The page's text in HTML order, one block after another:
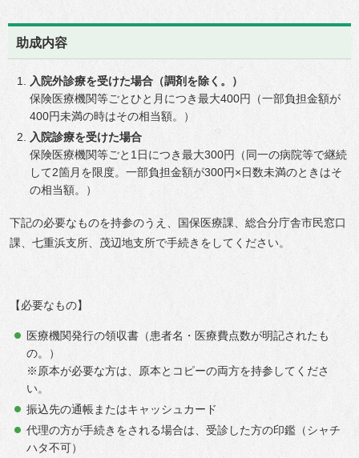
助成内容
入院外診療を受けた場合（調剤を除く。）
保険医療機関等ごとひと月につき最大400円（一部負担金額が
400円未満の時はその相当額。）
入院診療を受けた場合
保険医療機関等ごと1日につき最大300円（同一の病院等で継続
して2箇月を限度。一部負担金額が300円×日数未満のときはそ
の相当額。）
下記の必要なものを持参のうえ、国保医療課、総合分庁舎市民窓口
課、七重浜支所、茂辺地支所で手続きをしてください。
【必要なもの】
医療機関発行の領収書（患者名・医療費点数が明記されたも
の。）
※原本が必要な方は、原本とコピーの両方を持参してくださ
い。
振込先の通帳またはキャッシュカード
代理の方が手続きをされる場合は、受診した方の印鑑（シャチ
ハタ不可）